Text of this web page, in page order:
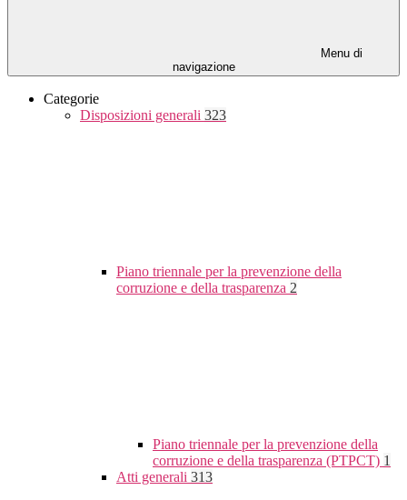
Menu di
navigazione
Categorie
Disposizioni generali 323
Piano triennale per la prevenzione della
corruzione e della trasparenza 2
Piano triennale per la prevenzione della
corruzione e della trasparenza (PTPCT) 1
Atti generali 313